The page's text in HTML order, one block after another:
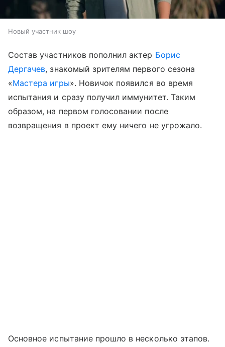
Новый участник шоу
Состав участников пополнил актер Борис
Дергачев, знакомый зрителям первого сезона
«Мастера игры». Новичок появился во время
испытания и сразу получил иммунитет. Таким
образом, на первом голосовании после
возвращения в проект ему ничего не угрожало.
Основное испытание прошло в несколько этапов.